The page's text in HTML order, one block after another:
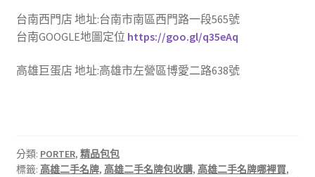
台南西門店 地址:台南市南區西門路一段565號
台南GOOGLE地圖定位 https://goo.gl/q35eAq
高雄巨蛋店 地址:高雄市左營區博愛二路638號
分類: PORTER, 精品包包
標籤: 高雄二手名牌, 高雄二手名牌包收購, 高雄二手名牌哪裡買,